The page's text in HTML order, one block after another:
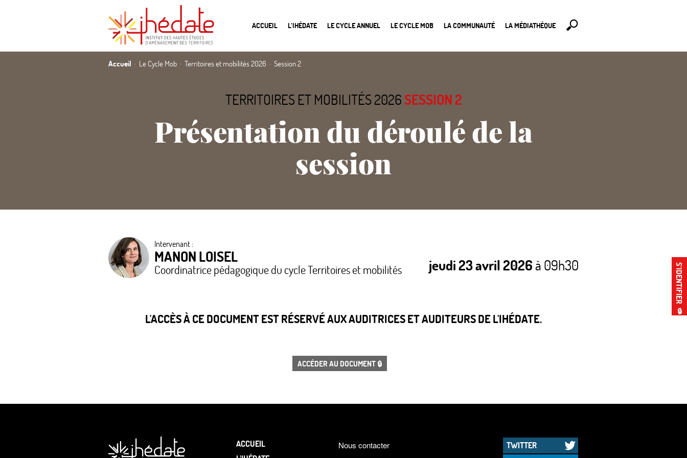
ACCUEIL L’IHÉDATE LE CYCLE ANNUEL LE CYCLE MOB LA COMMUNAUTÉ LA MÉDIATHÈQUE
S’IDENTIFIER
🔒
Accueil Le Cycle Mob Territoires et mobilités 2026 Session 2
TERRITOIRES ET MOBILITÉS 2026SESSION 2
Présentation du déroulé de la
session
Intervenant :
MANON LOISEL
Coordinatrice pédagogique du cycle Territoires et mobilités jeudi 23 avril 2026à 09h30
L'ACCÈS À CE DOCUMENT EST RÉSERVÉ AUX AUDITRICES ET AUDITEURS DE L'IHÉDATE.
ACCÉDER AU DOCUMENT 🔒
ACCUEIL
Nous contacter
TWITTER